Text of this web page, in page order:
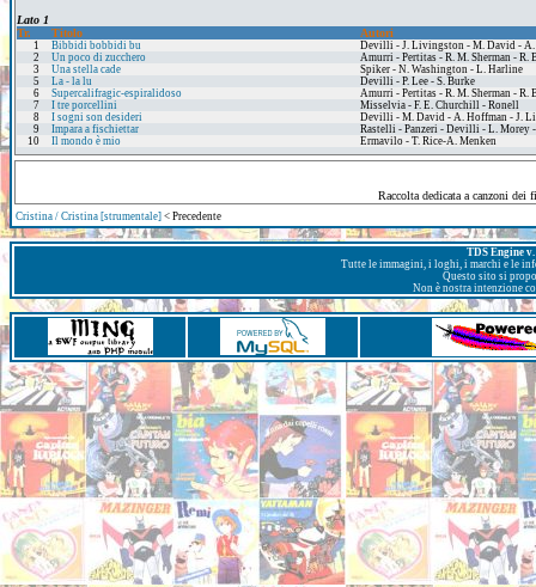
Lato 1
Tr.
Titolo Autori
1 Bibbidi bobbidi bu
Devilli - J. Livingston - M. David - A.
2
Un poco di zucchero
Amurri - Pertitas - R. M. Sherman - R.
3
Una stella cade
Spiker - N. Washington - L. Harline
5
La - la lu
Devilli - P. Lee - S. Burke
6
Supercalifragic-espiralidoso
Amurri - Pertitas - R. M. Sherman - R.
7
I tre porcellini
Misselvia - F. E. Churchill - Ronell
8
I sogni son desideri
Devilli - M. David - A. Hoffman - J.
9
Impara a fischiettar
Rastelli - Panzeri - Devilli - L. Morey
10
Il mondo è mio Ermavilo - T. Rice-A. Menken
Raccolta dedicata a canzoni
Cristina / Cristina [strumentale] < Precedente
TDS Engine
Tutte le immagini, i loghi, i marchi e le
Questo sito si
Non è nostra intenzione